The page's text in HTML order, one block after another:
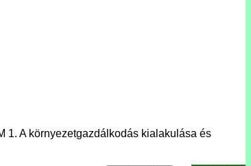
1. A környezetgazdálkodás kialakulása és